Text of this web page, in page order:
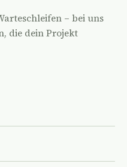
– bei uns
die dein Projekt